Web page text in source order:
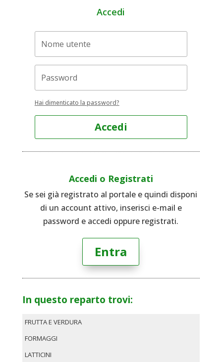
Accedi
Hai dimenticato la password?
Accedi
Accedi o Registrati
Se sei già registrato al portale e quindi disponi
di un account attivo, inserisci e-mail e
password e accedi oppure registrati.
Entra
In questo reparto trovi:
FRUTTA E VERDURA
FORMAGGI
LATTICINI